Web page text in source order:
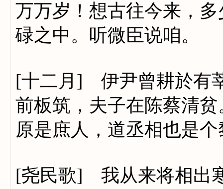
万万岁！想古往今来，
碌之中。听微臣说咱。
[十二月] 伊尹曾耕於有
前板筑，夫子在陈蔡清
原是庶人，道丞相也是
[尧民歌] 我从来将相出